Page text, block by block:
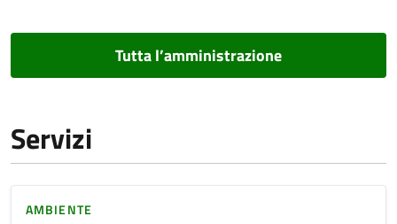
Tutta l’amministrazione
Servizi
AMBIENTE